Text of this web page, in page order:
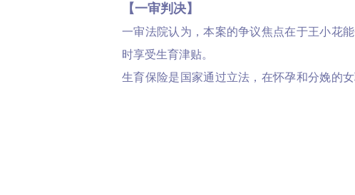
【一审判决】
一审法院认为，本案的争议焦点在于王小花
时享受生育津贴。
生育保险是国家通过立法，在怀孕和分娩的